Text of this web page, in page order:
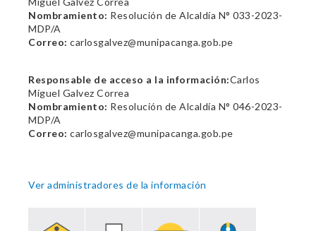
Nombramiento: Resolución de Alcaldía N° 033-2023-
MDP/A
Correo: carlosgalvez@munipacanga.gob.pe
Responsable de acceso a la información:Carlos
Miguel Galvez Correa
Nombramiento: Resolución de Alcaldía N° 046-2023-
MDP/A
Correo: carlosgalvez@munipacanga.gob.pe
Ver administradores de la información